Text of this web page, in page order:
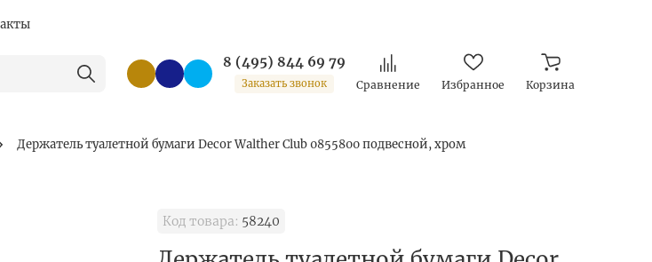
8 (495) 844 69 79
Заказать звонок Сравнение Избранное Корзина
Держатель туалетной бумаги Decor Walther Club 0855800 подвесной, хром
Код товара: 58240